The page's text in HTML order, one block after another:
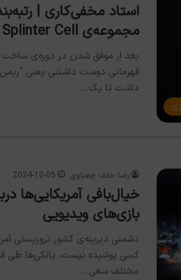
استاد مخفی‌کاری |
مجموعه‌ی Splinter Cell
بعد از موفق شدن در دوره‌ی ساخت
قهرمانی دوست داشتنی یعنی
داشت تا یک…
رضا خلف چعباوی 2024-10-05
خیال‌بافی آمریکایی‌ها
بازی‌های ویدیویی
دشمنی دیرینه‌ی کشور تروریستی
کسی پوشیده نیست، یانکی‌ها طی
مختلف سعی…